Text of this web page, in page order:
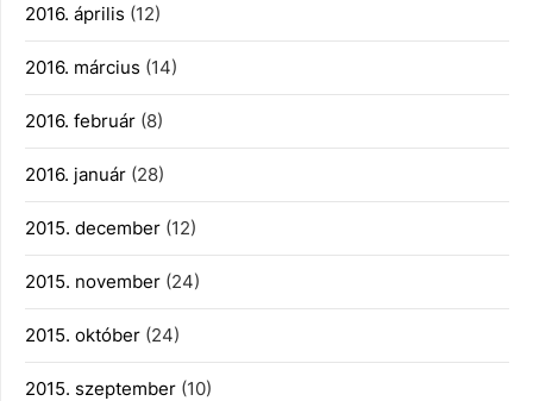
2016. április (12)
2016. március (14)
2016. február (8)
2016. január (28)
2015. december (12)
2015. november (24)
2015. október (24)
2015. szeptember (10)